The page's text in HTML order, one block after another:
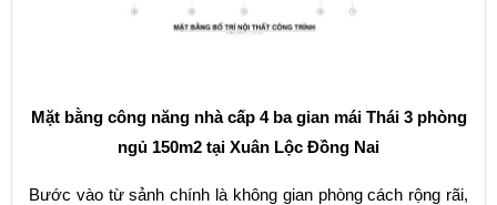
Mặt bằng công năng nhà cấp 4 ba gian mái Thái 3 phòng
ngủ 150m2 tại Xuân Lộc Đồng Nai
Bước vào từ sảnh chính là không gian phòng cách rộng rãi,